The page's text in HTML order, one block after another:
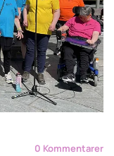
0 Kommentarer